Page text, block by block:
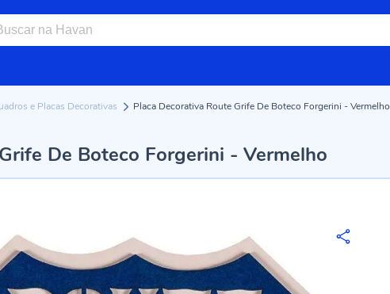
e Placas Decorativas Placa Decorativa Route Grife De Boteco Forgerini - Vermelho
De Boteco Forgerini - Vermelho